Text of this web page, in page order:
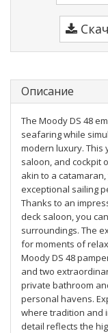
Описание
The Moody DS 48
seafaring while
modern luxury. This
saloon, and cockpit
akin to a
exceptional sailing
Thanks to an
deck saloon, you
surroundings. The
for moments of
Moody DS 48
and two
private bathroom
personal havens.
where tradition and
detail reflects the